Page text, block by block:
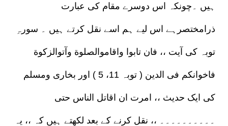
ہیں ۔چونکہ اس دوسرے مقام کی عبارت
ذرامختصرہے اس لیے ہم اسے نقل کرتے ہیں ۔ سورہِ
توبہ کی آیت ،، فان تابوا واقاموالصلوة وآتوالزکوة
فاخوانکم فی الدین ( توبہ 11، 5 ) اور بخاری ومسلم
کی ایک حدیث ،، امرت ان اقاتل الناس حتی
۔۔۔۔۔۔۔۔۔۔ ،، نقل کرنے کے بعد لکھتے ہیں کہ ،، یہ